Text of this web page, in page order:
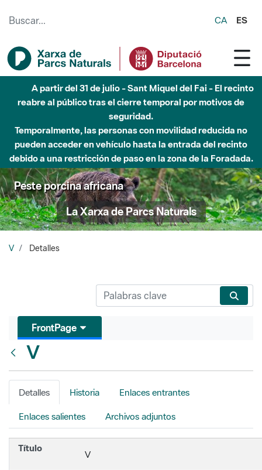
CA ES
A partir del 31 de julio - Sant Miquel del Fai - El recinto
reabre al público tras el cierre temporal por motivos de
seguridad.
Temporalmente, las personas con movilidad reducida no
pueden acceder en vehículo hasta la entrada del recinto
debido a una restricción de paso en la zona de la Foradada.
Peste porcina africana
La Xarxa de Parcs Naturals
V Detalles
FrontPage
V
Detalles Historia Enlaces entrantes
Enlaces salientes Archivos adjuntos
Título
V